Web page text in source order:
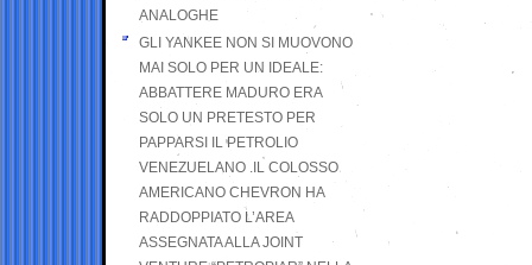
ANALOGHE
GLI YANKEE NON SI MUOVONO
MAI SOLO PER UN IDEALE:
ABBATTERE MADURO ERA
SOLO UN PRETESTO PER
PAPPARSI IL PETROLIO
VENEZUELANO .IL COLOSSO
AMERICANO CHEVRON HA
RADDOPPIATO L’AREA
ASSEGNATA ALLA JOINT